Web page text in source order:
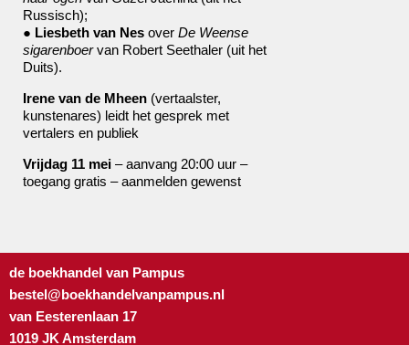
Russisch);
● Liesbeth van Nes over De Weense
sigarenboervan Robert Seethaler (uit het
Duits).
Irene van de Mheen (vertaalster,
kunstenares) leidt het gesprek met
vertalers en publiek
Vrijdag 11 mei – aanvang 20:00 uur –
toegang gratis – aanmelden gewenst
de boekhandel van Pampus
bestel@boekhandelvanpampus.nl
van Eesterenlaan 17
1019 JK Amsterdam